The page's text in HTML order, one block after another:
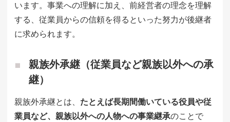
います。事業への理解に加え、前経営者の理念を理解
する、従業員からの信頼を得るといった努力が後継者
に求められます。
親族外承継（従業員など親族以外への承
継）
親族外承継とは、 たとえば長期間働いている役員や従
業員など、親族以外への人物への事業継承のことで